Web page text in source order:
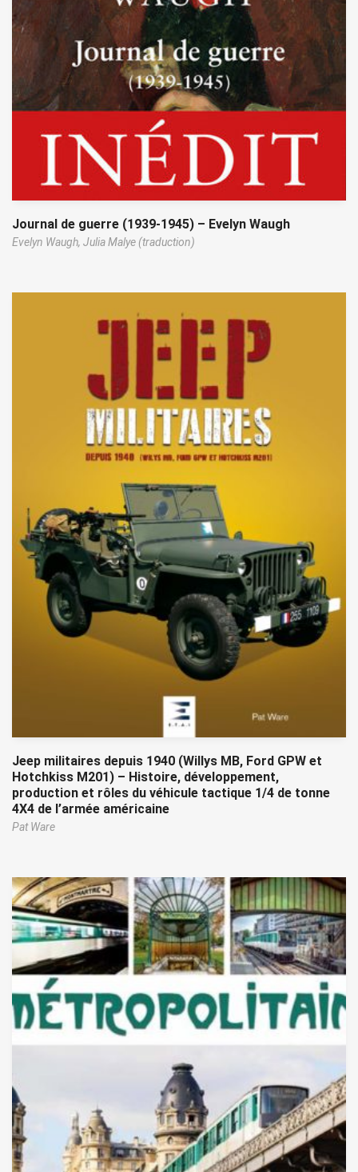
Journal de guerre (1939-1945) – Evelyn Waugh
Evelyn Waugh, Julia Malye (traduction)
Jeep militaires depuis 1940 (Willys MB, Ford GPW et
Hotchkiss M201) – Histoire, développement,
production et rôles du véhicule tactique 1/4 de tonne
4X4 de l’armée américaine
Pat Ware